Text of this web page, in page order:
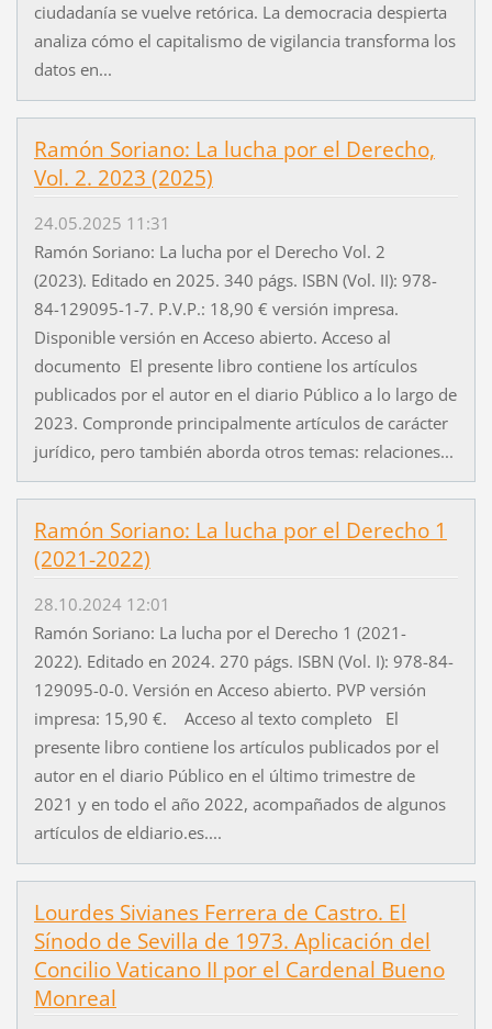
ciudadanía se vuelve retórica. La democracia despierta
analiza cómo el capitalismo de vigilancia transforma los
datos en...
Ramón Soriano: La lucha por el Derecho,
Vol. 2. 2023 (2025)
24.05.2025 11:31
Ramón Soriano: La lucha por el Derecho Vol. 2
(2023). Editado en 2025. 340 págs. ISBN (Vol. II): 978-
84-129095-1-7. P.V.P.: 18,90 € versión impresa.
Disponible versión en Acceso abierto. Acceso al
documento El presente libro contiene los artículos
publicados por el autor en el diario Público a lo largo de
2023. Compronde principalmente artículos de carácter
jurídico, pero también aborda otros temas: relaciones...
Ramón Soriano: La lucha por el Derecho 1
(2021-2022)
28.10.2024 12:01
Ramón Soriano: La lucha por el Derecho 1 (2021-
2022). Editado en 2024. 270 págs. ISBN (Vol. I): 978-84-
129095-0-0. Versión en Acceso abierto. PVP versión
impresa: 15,90 €. Acceso al texto completo El
presente libro contiene los artículos publicados por el
autor en el diario Público en el último trimestre de
2021 y en todo el año 2022, acompañados de algunos
artículos de eldiario.es....
Lourdes Sivianes Ferrera de Castro. El
Sínodo de Sevilla de 1973. Aplicación del
Concilio Vaticano II por el Cardenal Bueno
Monreal